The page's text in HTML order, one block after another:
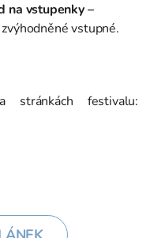
na vstupenky –
vstupné.
festivalu: